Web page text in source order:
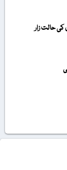
کی حالت زار